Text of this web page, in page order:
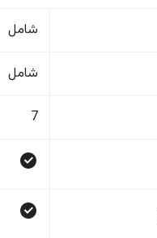
شامل
شامل
7